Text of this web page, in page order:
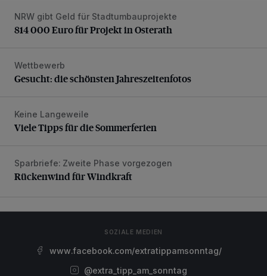
814 000 Euro für Projekt in Osterath
NRW gibt Geld für Stadtumbauprojekte
814 000 Euro für Projekt in Osterath
Gesucht: die schönsten Jahreszeitenfotos
Wettbewerb
Gesucht: die schönsten Jahreszeitenfotos
Viele Tipps für die Sommerferien
Keine Langeweile
Viele Tipps für die Sommerferien
Rückenwind für Windkraft
Sparbriefe: Zweite Phase vorgezogen
Rückenwind für Windkraft
SOZIALE MEDIEN
www.facebook.com/extratippamsonntag/
@extra_tipp_am_sonntag